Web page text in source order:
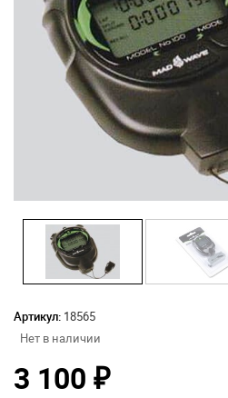
Артикул: 18565
Нет в наличии
3 100 ₽